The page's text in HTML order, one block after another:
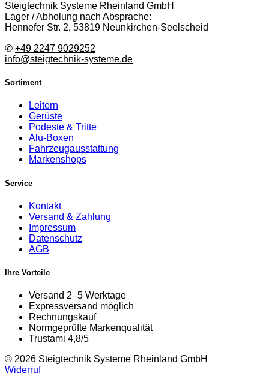
Steigtechnik Systeme Rheinland GmbH
Lager / Abholung nach Absprache:
Hennefer Str. 2, 53819 Neunkirchen-Seelscheid
✆ +49 2247 9029252
info@steigtechnik-systeme.de
Sortiment
Leitern
Gerüste
Podeste & Tritte
Alu-Boxen
Fahrzeugausstattung
Markenshops
Service
Kontakt
Versand & Zahlung
Impressum
Datenschutz
AGB
Ihre Vorteile
Versand 2–5 Werktage
Expressversand möglich
Rechnungskauf
Normgeprüfte Markenqualität
Trustami 4,8/5
© 2026 Steigtechnik Systeme Rheinland GmbH
Widerruf